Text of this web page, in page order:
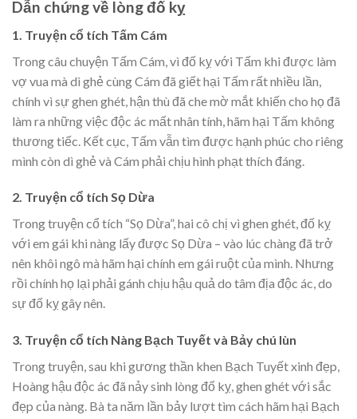
Dẫn chứng về lòng đố kỵ
1. Truyện cổ tích Tấm Cám
Trong câu chuyện Tấm Cám, vì đố kỵ với Tấm khi được làm
vợ vua mà dì ghẻ cùng Cám đã giết hại Tấm rất nhiều lần,
chính vì sự ghen ghét, hận thù đã che mờ mắt khiến cho họ đã
làm ra những việc độc ác mất nhân tính, hãm hại Tấm không
thương tiếc. Kết cục, Tấm vẫn tìm được hạnh phúc cho riêng
mình còn dì ghẻ và Cám phải chịu hình phạt thích đáng.
2. Truyện cổ tích Sọ Dừa
Trong truyện cổ tích “Sọ Dừa”, hai cô chị vì ghen ghét, đố kỵ
với em gái khi nàng lấy được Sọ Dừa – vào lúc chàng đã trở
nên khôi ngô mà hãm hại chính em gái ruột của mình. Nhưng
rồi chính họ lại phải gánh chịu hậu quả do tâm địa độc ác, do
sự đố kỵ gây nên.
3. Truyện cổ tích Nàng Bạch Tuyết và Bảy chú lùn
Trong truyện, sau khi gương thần khen Bạch Tuyết xinh đẹp,
Hoàng hậu độc ác đã nảy sinh lòng đố kỵ, ghen ghét với sắc
đẹp của nàng. Bà ta năm lần bảy lượt tìm cách hãm hại Bạch